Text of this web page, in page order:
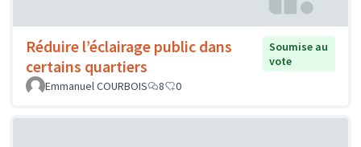
Réduire l’éclairage public dans
certains quartiers
Soumise au
vote
Emmanuel COURBOIS
8 0